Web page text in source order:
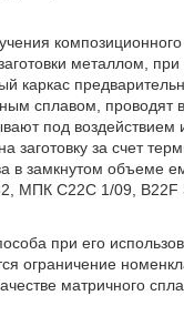
металлом, при
каркас
сплавом, проводят
под воздействием
заготовку за счет
в замкнутом объеме
МПК С22С 1/09, B22F
при его
ограничение
матричного